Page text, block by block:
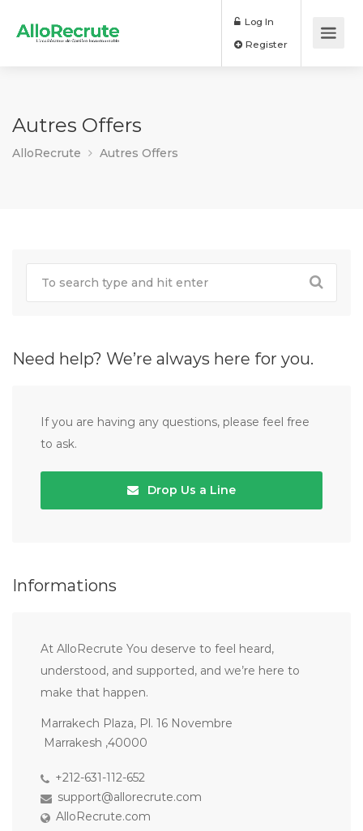
Log In
Autres Offers
AlloRecrute Autres Offers
Need help? We’re always here for you.
If you are having any questions, please feel free
to ask.
Drop Us a Line
Informations
At AlloRecrute You deserve to feel heard,
understood, and supported, and we’re here to
make that happen.
Marrakech Plaza, Pl. 16 Novembre
Marrakesh ,40000
+212-631-112-652
support@allorecrute.com
AlloRecrute.com